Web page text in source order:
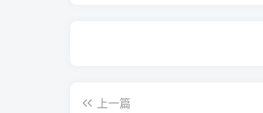
上一篇